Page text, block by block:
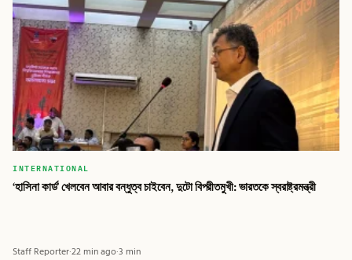
INTERNATIONAL
‘হাসিনা কার্ড’ খেলবেন আবার বন্ধুত্ব চাইবেন, দুটো বিপরীতমুখী: ভারতকে স্বরাষ্ট্রমন্ত্রী
Staff Reporter·22 min ago·3 min